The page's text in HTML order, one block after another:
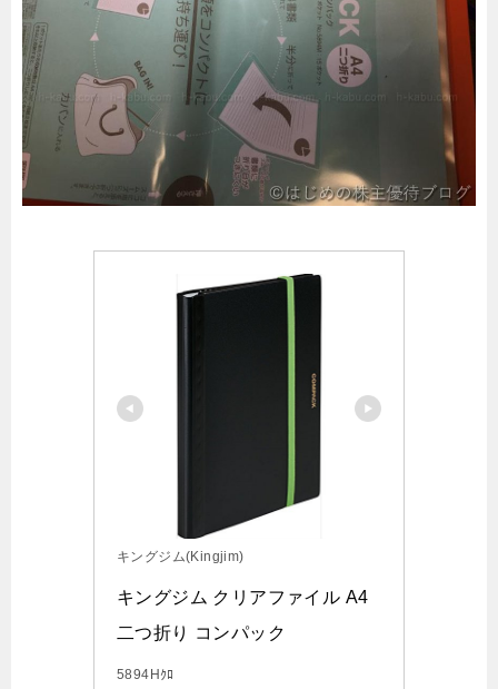
キングジム(Kingjim)
キングジム クリアファイル A4
二つ折り コンパック
5894Hｸﾛ